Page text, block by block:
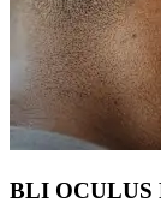
BLI OCULUS